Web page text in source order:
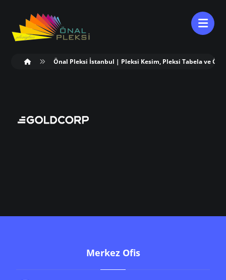
Önal Pleksi İstanbul | Pleksi Kesim, Pleksi Tabela ve
Merkez Ofis